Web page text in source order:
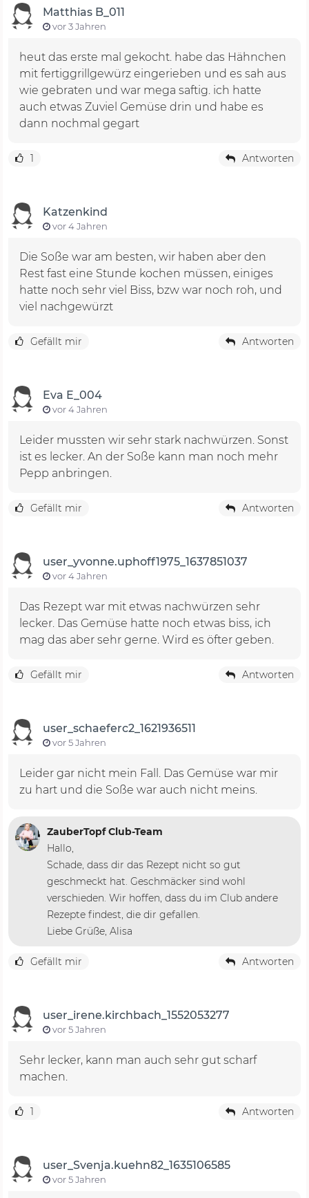
Matthias B_011
vor 3 Jahren
heut das erste mal gekocht. habe das Hähnchen
mit fertiggrillgewürz eingerieben und es sah aus
wie gebraten und war mega saftig. ich hatte
auch etwas Zuviel Gemüse drin und habe es
dann nochmal gegart
1 Antworten
Katzenkind
vor 4 Jahren
Die Soße war am besten, wir haben aber den
Rest fast eine Stunde kochen müssen, einiges
hatte noch sehr viel Biss, bzw war noch roh, und
viel nachgewürzt
Gefällt mir Antworten
Eva E_004
vor 4 Jahren
Leider mussten wir sehr stark nachwürzen. Sonst
ist es lecker. An der Soße kann man noch mehr
Pepp anbringen.
Gefällt mir Antworten
user_yvonne.uphoff1975_1637851037
vor 4 Jahren
Das Rezept war mit etwas nachwürzen sehr
lecker. Das Gemüse hatte noch etwas biss, ich
mag das aber sehr gerne. Wird es öfter geben.
Gefällt mir Antworten
user_schaeferc2_1621936511
vor 5 Jahren
Leider gar nicht mein Fall. Das Gemüse war mir
zu hart und die Soße war auch nicht meins.
ZauberTopf Club-Team
Hallo,
Schade, dass dir das Rezept nicht so gut
geschmeckt hat. Geschmäcker sind wohl
verschieden. Wir hoffen, dass du im Club andere
Rezepte findest, die dir gefallen.
Liebe Grüße, Alisa
Gefällt mir Antworten
user_irene.kirchbach_1552053277
vor 5 Jahren
Sehr lecker, kann man auch sehr gut scharf
machen.
1 Antworten
user_Svenja.kuehn82_1635106585
vor 5 Jahren